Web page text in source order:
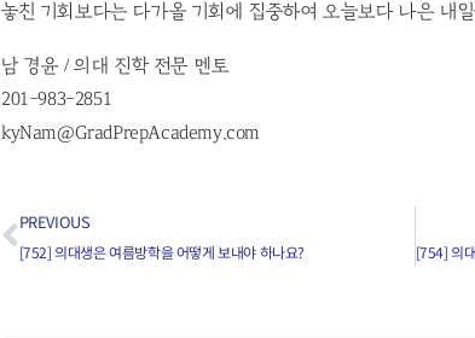
놓친 기회보다는 다가올 기회에 집중하여 오늘보다 나은 내
남 경윤 / 의대 진학 전문 멘토
201-983-2851
kyNam@GradPrepAcademy.com
PREVIOUS
[752] 의대생은 여름방학을 어떻게 보내야 하나요?